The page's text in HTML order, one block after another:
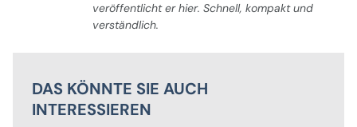
veröffentlicht er hier. Schnell, kompakt und
verständlich.
DAS KÖNNTE SIE AUCH
INTERESSIEREN